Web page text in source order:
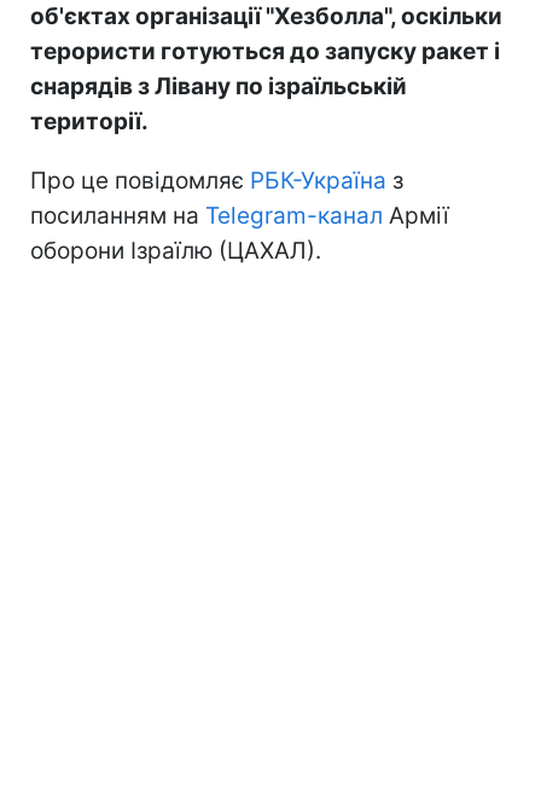
об'єктах організації "Хезболла", оскільки
терористи готуються до запуску ракет і
снарядів з Лівану по ізраїльській
території.
Про це повідомляє РБК-Україна з
посиланням на Telegram-канал Армії
оборони Ізраїлю (ЦАХАЛ).